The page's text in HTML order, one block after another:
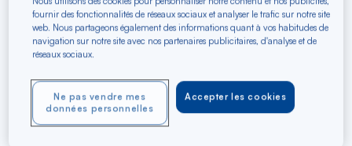
19/03/2019
fournir des fonctionnalités de réseaux sociaux et analyser le trafic sur notre site
web. Nous partageons également des informations quant à vos habitudes de
navigation sur notre site avec nos partenaires publicitaires, d'analyse et de
réseaux sociaux.
Accepter les cookies
Ne pas vendre mes
données personnelles